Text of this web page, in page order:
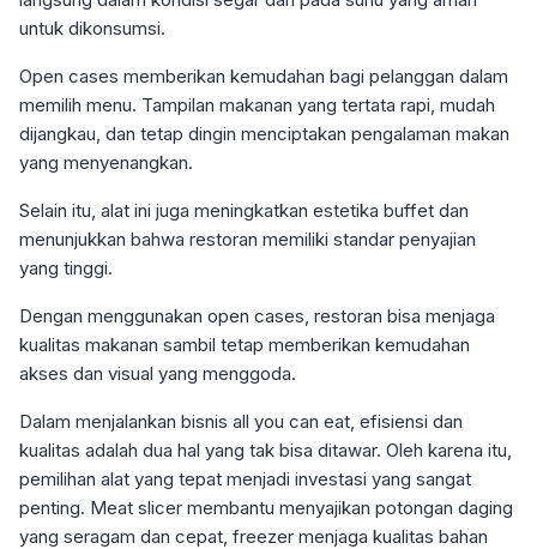
untuk dikonsumsi.
Open cases memberikan kemudahan bagi pelanggan dalam
memilih menu. Tampilan makanan yang tertata rapi, mudah
dijangkau, dan tetap dingin menciptakan pengalaman makan
yang menyenangkan.
Selain itu, alat ini juga meningkatkan estetika buffet dan
menunjukkan bahwa restoran memiliki standar penyajian
yang tinggi.
Dengan menggunakan open cases, restoran bisa menjaga
kualitas makanan sambil tetap memberikan kemudahan
akses dan visual yang menggoda.
Dalam menjalankan bisnis all you can eat, efisiensi dan
kualitas adalah dua hal yang tak bisa ditawar. Oleh karena itu,
pemilihan alat yang tepat menjadi investasi yang sangat
penting. Meat slicer membantu menyajikan potongan daging
yang seragam dan cepat, freezer menjaga kualitas bahan